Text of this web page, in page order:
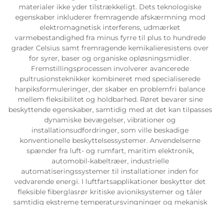
materialer ikke yder tilstrækkeligt. Dets teknologiske
egenskaber inkluderer fremragende afskærmning mod
elektromagnetisk interferens, udmærket
varmebestandighed fra minus fyrre til plus to hundrede
grader Celsius samt fremragende kemikalieresistens over
for syrer, baser og organiske opløsningsmidler.
Fremstillingsprocessen involverer avancerede
pultrusionsteknikker kombineret med specialiserede
harpiksformuleringer, der skaber en problemfri balance
mellem fleksibilitet og holdbarhed. Røret bevarer sine
beskyttende egenskaber, samtidig med at det kan tilpasses
dynamiske bevægelser, vibrationer og
installationsudfordringer, som ville beskadige
konventionelle beskyttelsessystemer. Anvendelserne
spænder fra luft- og rumfart, maritim elektronik,
automobil-kabeltræer, industrielle
automatiseringssystemer til installationer inden for
vedvarende energi. I luftfartsapplikationer beskytter det
fleksible fiberglasrør kritiske avioniksystemer og tåler
samtidig ekstreme temperatursvingninger og mekanisk